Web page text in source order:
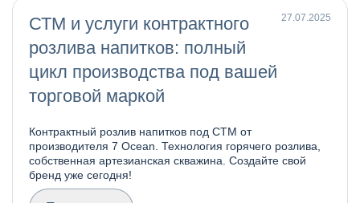
СТМ и услуги контрактного
розлива напитков: полный
цикл производства под вашей
торговой маркой
27.07.2025
Контрактный розлив напитков под СТМ от
производителя 7 Ocean. Технология горячего розлива,
собственная артезианская скважина. Создайте свой
бренд уже сегодня!